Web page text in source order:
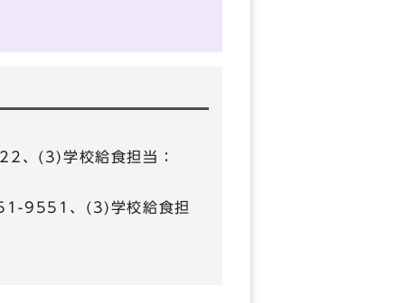
、(3)学校給食担当：
9551、(3)学校給食担